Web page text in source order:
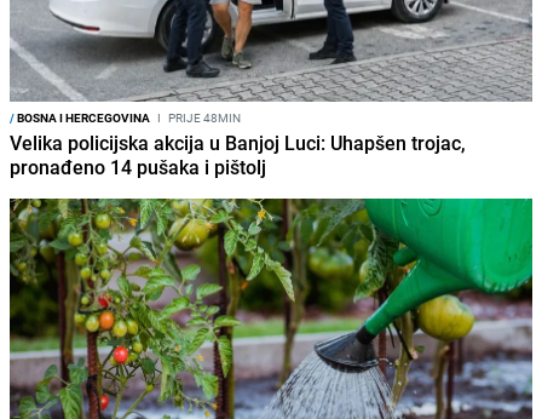
/BOSNA I HERCEGOVINA I PRIJE 48MIN
Velika policijska akcija u Banjoj Luci: Uhapšen trojac,
pronađeno 14 pušaka i pištolj